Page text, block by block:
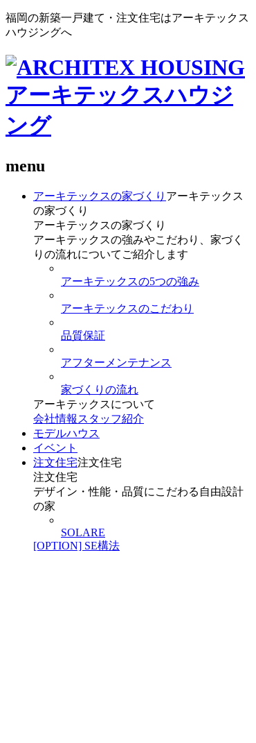
福岡の新築一戸建て・注文住宅はアーキテックス
ハウジングへ
menu
アーキテックスの家づくり アーキテックス
の家づくり
アーキテックスの家づくり
アーキテックスの強みやこだわり、家づく
りの流れについてご紹介します
アーキテックスの5つの強み
アーキテックスのこだわり
品質保証
アフターメンテナンス
家づくりの流れ
アーキテックスについて
会社情報 スタッフ紹介
モデルハウス
イベント
注文住宅注文住宅
注文住宅
デザイン・性能・品質にこだわる自由設計
の家
SOLARE
[OPTION] SE構法